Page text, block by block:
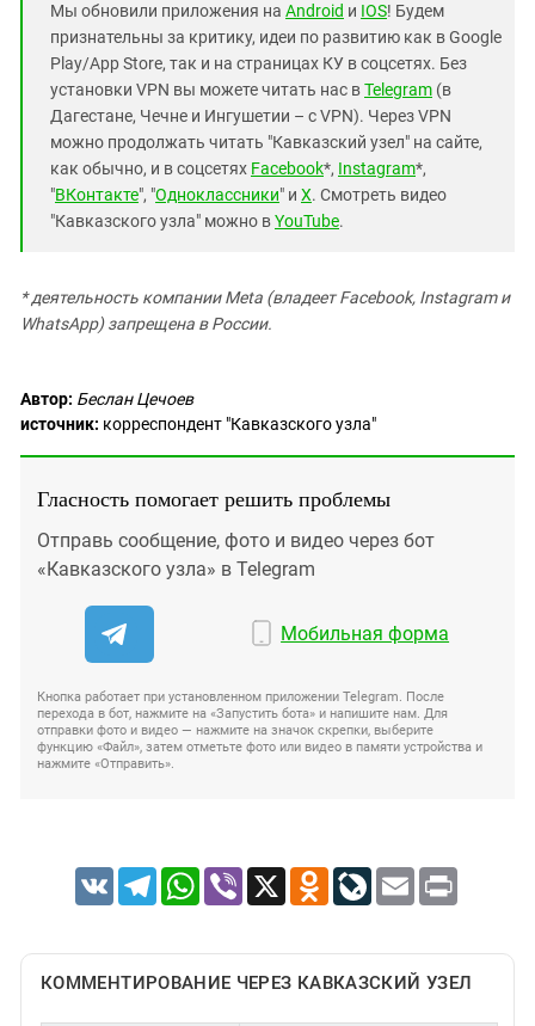
Мы обновили приложения на Android и IOS! Будем
признательны за критику, идеи по развитию как в Google
Play/App Store, так и на страницах КУ в соцсетях. Без
установки VPN вы можете читать нас вTelegram (в
Дагестане, Чечне и Ингушетии – с VPN). Через VPN
можно продолжать читать "Кавказский узел" на сайте,
как обычно, и в соцсетях Facebook*, Instagram*,
"ВКонтакте", "Одноклассники" и X. Смотреть видео
"Кавказского узла" можно вYouTube.
* деятельность компании Meta (владеет Facebook, Instagram и
WhatsApp) запрещена в России.
Автор: Беслан Цечоев
источник: корреспондент "Кавказского узла"
Гласность помогает решить проблемы
Отправь сообщение, фото и видео через бот
«Кавказского узла» в Telegram
Мобильная форма
Кнопка работает при установленном приложении Telegram. После
перехода в бот, нажмите на «Запустить бота» и напишите нам. Для
отправки фото и видео — нажмите на значок скрепки, выберите
функцию «Файл», затем отметьте фото или видео в памяти устройства и
нажмите «Отправить».
VK TelegramWhatsApp
Viber X Odnoklassniki
LiveJournal
Email Print
КОММЕНТИРОВАНИЕ ЧЕРЕЗ КАВКАЗСКИЙ УЗЕЛ